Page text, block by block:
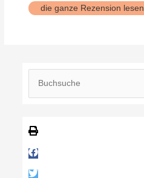
Kraft
durch
die ganze Rezension lesen
e
n
a